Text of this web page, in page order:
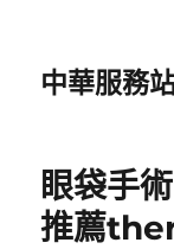
中華服務
眼袋手
推薦